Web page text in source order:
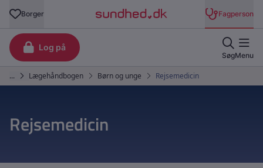
Rejsemedicin